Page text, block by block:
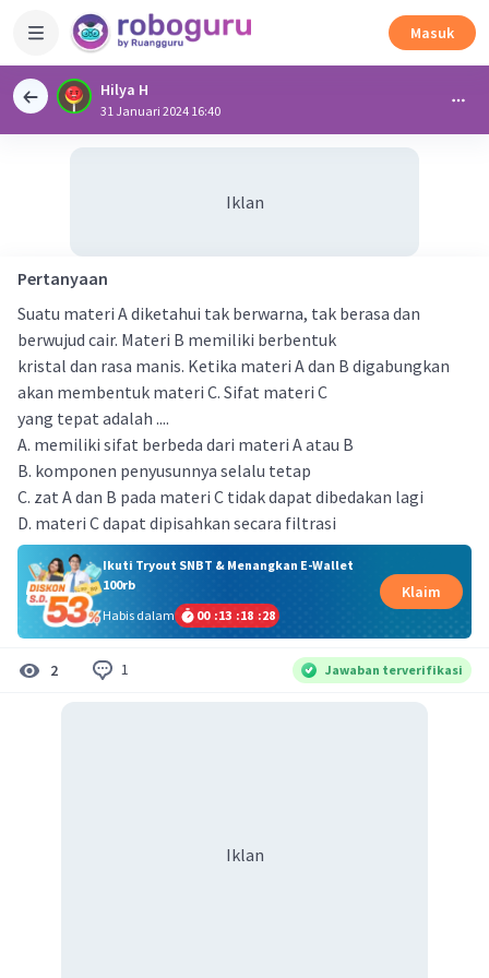
Masuk
Hilya H
31 Januari 2024 16:40
Iklan
Pertanyaan
Suatu materi A diketahui tak berwarna, tak berasa dan
berwujud cair. Materi B memiliki berbentuk
kristal dan rasa manis. Ketika materi A dan B digabungkan
akan membentuk materi C. Sifat materi C
yang tepat adalah ....
A. memiliki sifat berbeda dari materi A atau B
B. komponen penyusunnya selalu tetap
C. zat A dan B pada materi C tidak dapat dibedakan lagi
D. materi C dapat dipisahkan secara filtrasi
Ikuti Tryout SNBT & Menangkan E-Wallet
100rb
Habis dalam
00 :13 :18 :28
Klaim
2 1 Jawaban terverifikasi
Iklan